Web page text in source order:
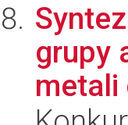
grupy
metali